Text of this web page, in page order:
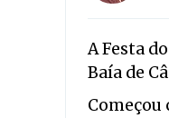
A Festa
Baía de
Começou